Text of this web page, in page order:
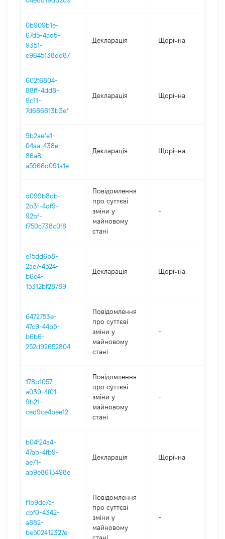
0b909b1e-
67d5-4ad5-
9351-
e9645138dd87
Декларація Щорічна
602f6804-
88ff-4dd8-
9c11-
7d686813b3ef
Декларація Щорічна
9b2aefe1-
04aa-438e-
86a8-
a5966d091a1e
Декларація Щорічна
d099b8db-
2b3f-4df9-
92bf-
f750c738c0f8
Повідомлення
про суттєві
зміни y
майновому
стані
-
e15dd6b8-
2ae7-4524-
b6e4-
15312bf28789
Декларація Щорічна
6472753e-
47c9-44b5-
b6b6-
252d92652804
Повідомлення
про суттєві
зміни y
майновому
стані
-
178b1057-
a039-4f01-
9b21-
ced9ce4bee12
Повідомлення
про суттєві
зміни y
майновому
стані
-
b04f24a4-
47ab-4fb9-
ae71-
ab9e8613498e
Декларація Щорічна
f1b9de7a-
cbf0-4342-
a882-
be502412327e
Повідомлення
про суттєві
зміни y
майновому
стані
-